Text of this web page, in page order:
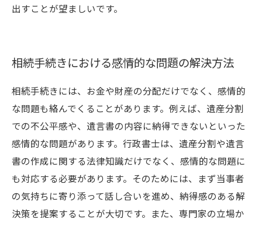
出すことが望ましいです。
相続手続きにおける感情的な問題の解決方法
相続手続きには、お金や財産の分配だけでなく、感情的
な問題も絡んでくることがあります。例えば、遺産分割
での不公平感や、遺言書の内容に納得できないといった
感情的な問題があります。行政書士は、遺産分割や遺言
書の作成に関する法律知識だけでなく、感情的な問題に
も対応する必要があります。そのためには、まず当事者
の気持ちに寄り添って話し合いを進め、納得感のある解
決策を提案することが大切です。また、専門家の立場か